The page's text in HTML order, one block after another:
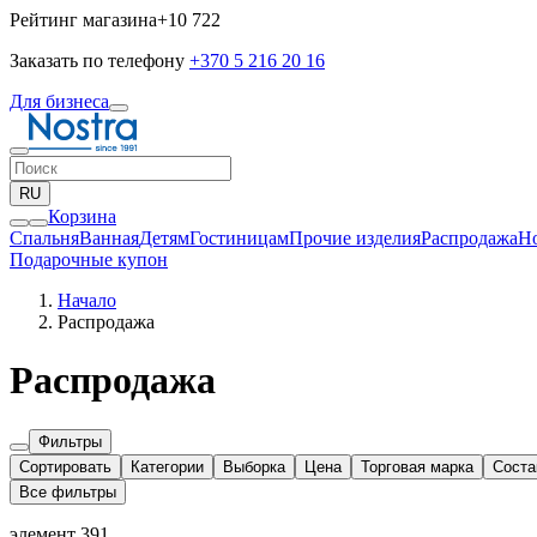
Рейтинг магазина+10 722
Заказать по телефону +370 5 216 20 16
Для бизнеса
RU
Корзина
СпальняВаннаяДетямГостиницамПрочие изделияPаспродажа
Подарочные купон
Начало
Распродажа
Распродажа
Фильтры
Сортировать
Категории Выборка Цена Торговая марка
Все фильтры